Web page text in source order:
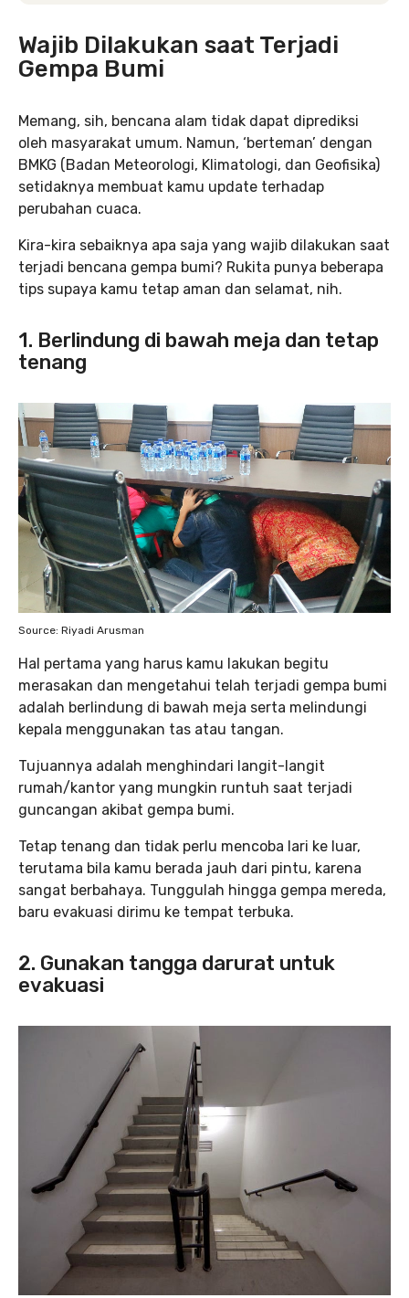
Wajib Dilakukan saat Terjadi
Gempa Bumi
Memang, sih, bencana alam tidak dapat diprediksi
oleh masyarakat umum. Namun, ‘berteman’ dengan
BMKG (Badan Meteorologi, Klimatologi, dan Geofisika)
setidaknya membuat kamu update terhadap
perubahan cuaca.
Kira-kira sebaiknya apa saja yang wajib dilakukan saat
terjadi bencana gempa bumi? Rukita punya beberapa
tips supaya kamu tetap aman dan selamat, nih.
1. Berlindung di bawah meja dan tetap
tenang
Source: Riyadi Arusman
Hal pertama yang harus kamu lakukan begitu
merasakan dan mengetahui telah terjadi gempa bumi
adalah berlindung di bawah meja serta melindungi
kepala menggunakan tas atau tangan.
Tujuannya adalah menghindari langit-langit
rumah/kantor yang mungkin runtuh saat terjadi
guncangan akibat gempa bumi.
Tetap tenang dan tidak perlu mencoba lari ke luar,
terutama bila kamu berada jauh dari pintu, karena
sangat berbahaya. Tunggulah hingga gempa mereda,
baru evakuasi dirimu ke tempat terbuka.
2. Gunakan tangga darurat untuk
evakuasi